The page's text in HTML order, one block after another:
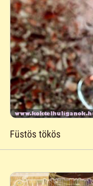
Füstös tökös